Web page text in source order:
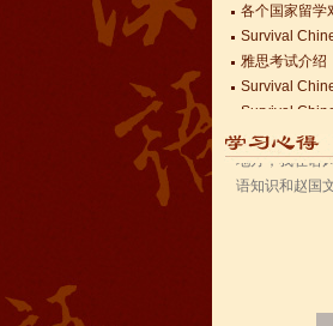
Survival
雅思考试介绍
Survival
Survival
国际实习生企
Changzhou
我叫Zack,我是
心是一个学习
地方，我在语
语知识和赵国